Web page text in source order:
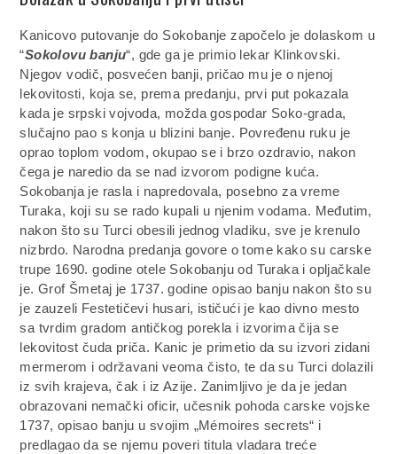
Kanicovo putovanje do Sokobanje započelo je dolaskom u
“Sokolovu banju“, gde ga je primio lekar Klinkovski.
Njegov vodič, posvećen banji, pričao mu je o njenoj
lekovitosti, koja se, prema predanju, prvi put pokazala
kada je srpski vojvoda, možda gospodar Soko-grada,
slučajno pao s konja u blizini banje. Povređenu ruku je
oprao toplom vodom, okupao se i brzo ozdravio, nakon
čega je naredio da se nad izvorom podigne kuća.
Sokobanja je rasla i napredovala, posebno za vreme
Turaka, koji su se rado kupali u njenim vodama. Međutim,
nakon što su Turci obesili jednog vladiku, sve je krenulo
nizbrdo. Narodna predanja govore o tome kako su carske
trupe 1690. godine otele Sokobanju od Turaka i opljačkale
je. Grof Šmetaj je 1737. godine opisao banju nakon što su
je zauzeli Festetičevi husari, ističući je kao divno mesto
sa tvrdim gradom antičkog porekla i izvorima čija se
lekovitost čuda priča. Kanic je primetio da su izvori zidani
mermerom i održavani veoma čisto, te da su Turci dolazili
iz svih krajeva, čak i iz Azije. Zanimljivo je da je jedan
obrazovani nemački oficir, učesnik pohoda carske vojske
1737, opisao banju u svojim „Mémoires secrets“ i
predlagao da se njemu poveri titula vladara treće